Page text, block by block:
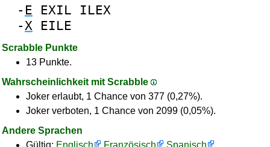
- E EXIL
ILEX
-X EILE
Scrabble Punkte
13 Punkte.
Wahrscheinlichkeit mit Scrabble
Joker erlaubt, 1 Chance von 377 (0,27%).
Joker verboten, 1 Chance von 2099 (0,05%).
Andere Sprachen
Gültig: Englisch Französisch
Spanisch